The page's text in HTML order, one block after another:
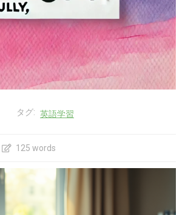
タグ: 英語学習
125 words